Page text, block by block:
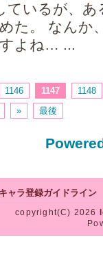
ているが、
た。 なんか
よね… ...
1146 1147
1148
» 最後
キャラ登録ガイドライン
copyright(C) 2026